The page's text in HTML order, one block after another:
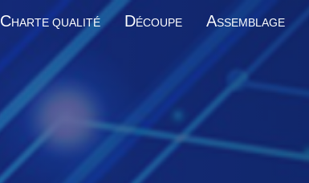
CHARTE QUALITÉ DÉCOUPE ASSEMBLAGE